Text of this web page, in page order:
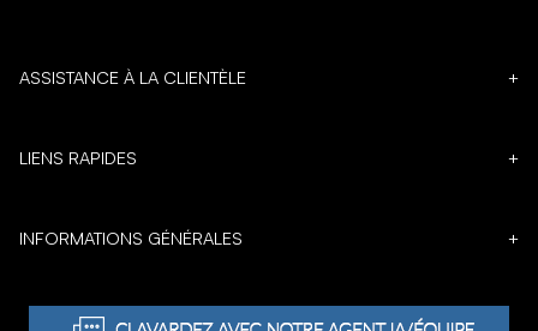
ASSISTANCE À LA CLIENTÈLE +
LIENS RAPIDES +
INFORMATIONS GÉNÉRALES +